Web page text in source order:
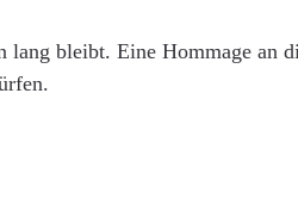
lang bleibt. Eine Hommage an